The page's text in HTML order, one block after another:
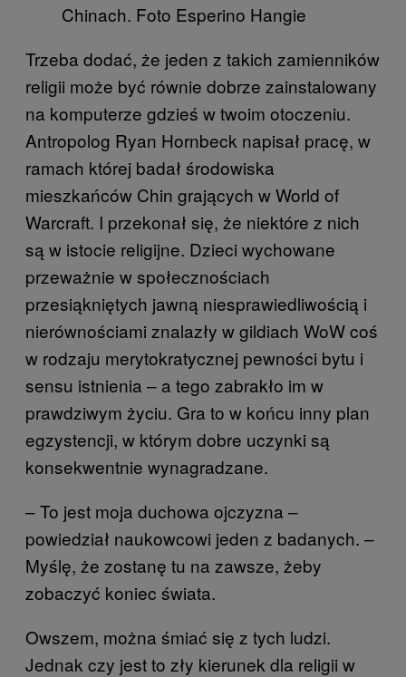
Chinach. Foto Esperino Hangie
Trzeba dodać, że jeden z takich zamienników
religii może być równie dobrze zainstalowany
na komputerze gdzieś w twoim otoczeniu.
Antropolog Ryan Hornbeck napisał pracę, w
ramach której badał środowiska
mieszkańców Chin grających w World of
Warcraft. I przekonał się, że niektóre z nich
są w istocie religijne. Dzieci wychowane
przeważnie w społecznościach
przesiąkniętych jawną niesprawiedliwością i
nierównościami znalazły w gildiach WoW coś
w rodzaju merytokratycznej pewności bytu i
sensu istnienia – a tego zabrakło im w
prawdziwym życiu. Gra to w końcu inny plan
egzystencji, w którym dobre uczynki są
konsekwentnie wynagradzane.
– To jest moja duchowa ojczyzna –
powiedział naukowcowi jeden z badanych. –
Myślę, że zostanę tu na zawsze, żeby
zobaczyć koniec świata.
Owszem, można śmiać się z tych ludzi.
Jednak czy jest to zły kierunek dla religii w